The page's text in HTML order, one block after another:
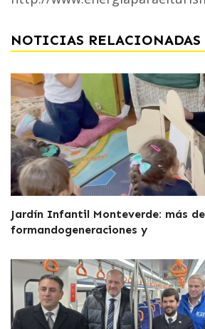
NOTICIAS RELACIONADAS
Jardín Infantil Monteverde: más
formandogeneraciones y